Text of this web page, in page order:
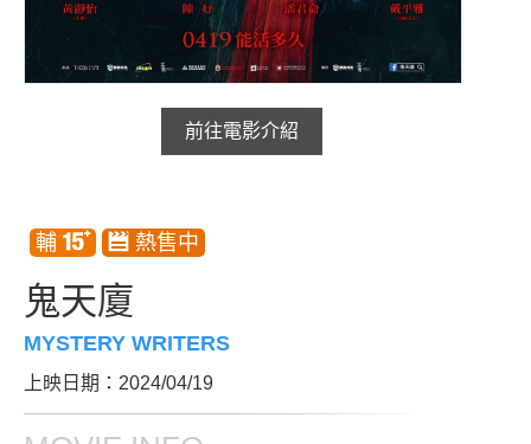
前往電影介紹
鬼天廈
MYSTERY WRITERS
上映日期：2024/04/19
商家介紹
加入iShow
會員Q&A